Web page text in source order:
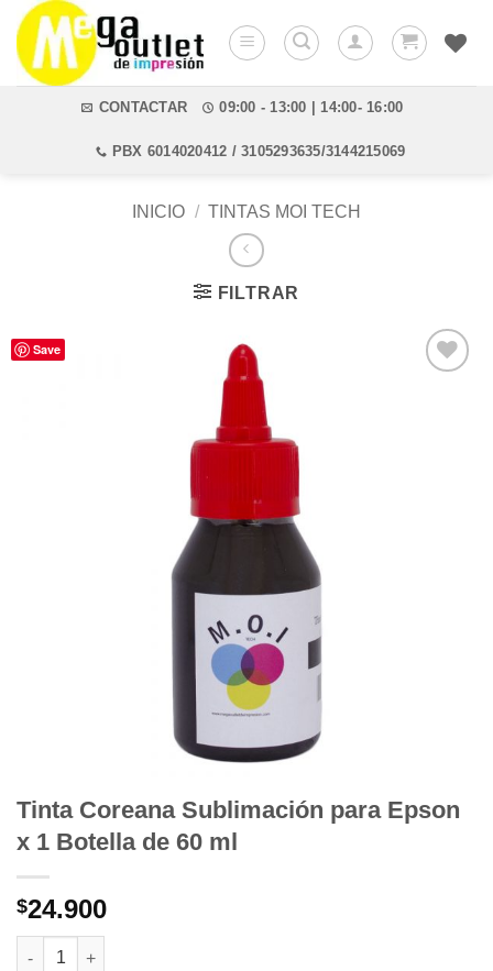
Saltar
contenido
CONTACTAR 09:00 - 13:00 | 14:00- 16:00
PBX 6014020412 / 3105293635/3144215069
INICIO / TINTAS MOI TECH
FILTRAR
Save
Tinta Coreana Sublimación para Epson
x 1 Botella de 60 ml
$24.900
Tinta Coreana Sublimación para Epson x 1 Botella de 60 ml